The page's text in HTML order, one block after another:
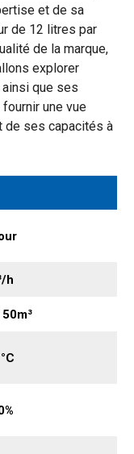
et de sa
de 12 litres par
de la marque,
explorer
que ses
une vue
de ses capacités à
h